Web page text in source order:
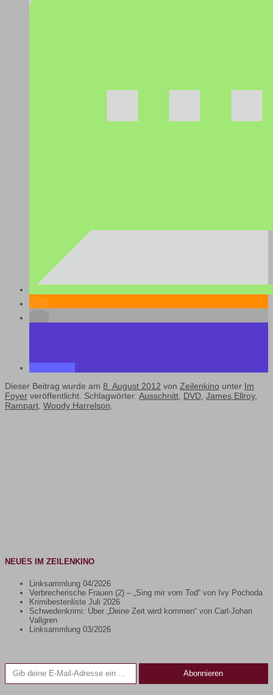
Dieser Beitrag wurde am 8. August 2012 von Zeilenkino unter Im
Foyer veröffentlicht. Schlagwörter: Ausschnitt, DVD, James Ellroy,
Rampart, Woody Harrelson.
NEUES IM ZEILENKINO
Linksammlung 04/2026
Verbrecherische Frauen (2) – „Sing mir vom Tod“ von Ivy Pochoda
Krimibestenliste Juli 2026
Schwedenkrimi: Über „Deine Zeit wird kommen“ von Carl-Johan
Vallgren
Linksammlung 03/2026
Gib deine E-Mail-Adresse ein ...
Abonnieren